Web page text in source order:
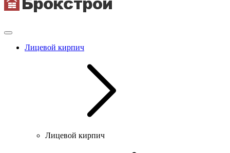
Лицевой кирпич
Лицевой кирпич